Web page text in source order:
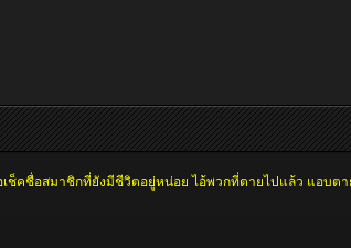
เช็คชื่อสมาชิกที่ยังมีชีวิตอยู่หน่อย ไอ้พวกที่ตายไปแล้ว แอบตา